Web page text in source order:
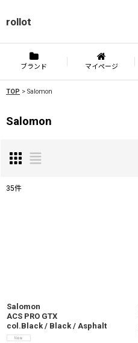
rollot
ブランド マイページ
TOP > Salomon
Salomon
35件
Salomon
ACS PRO GTX
col.Black / Black / Asphalt